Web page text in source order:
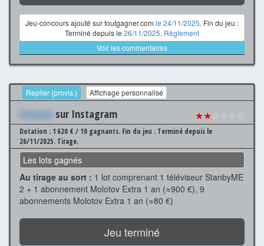
Jeu-concours ajouté sur toutgagner.com le 24/11/2025. Fin du jeu :
Terminé depuis le 26/11/2025. Règlement
Voir les commentaires
Replier (provis.) Affichage personnalisé
Xxxxxxx sur Instagram ★★☆☆☆☆
Dotation : 1 620 € / 10 gagnants. Fin du jeu : Terminé depuis le
26/11/2025. Tirage.
Les lots gagnés
Au tirage au sort : 1 lot comprenant 1 téléviseur StanbyME
2 + 1 abonnement Molotov Extra 1 an (≈900 €), 9
abonnements Molotov Extra 1 an (≈80 €)
Jeu terminé